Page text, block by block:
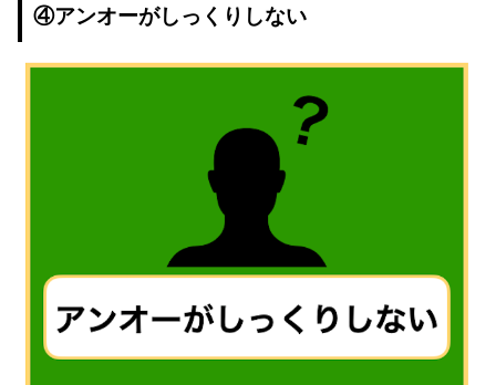
④アンオーがしっくりしない